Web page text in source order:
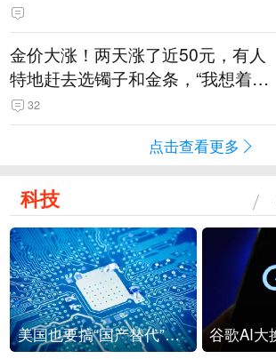
金价大涨！两天涨了近50元，有人
特地赶去选镯子和金条，“我想着买
起来可以保值，小批量进一些货”
32
点击查看更多
科技
美国也要搞“国产替代”？先算清三笔账